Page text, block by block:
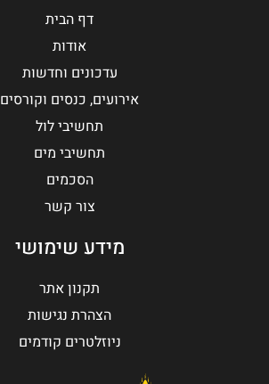
דף הבית
אודות
עדכונים וחדשות
אירועים, כנסים וקורסים
תחשיבי לול
תחשיבי מים
הסכמים
צור קשר
מידע שימושי
תקנון אתר
הצהרת נגישות
ניוזלטרים קודמים